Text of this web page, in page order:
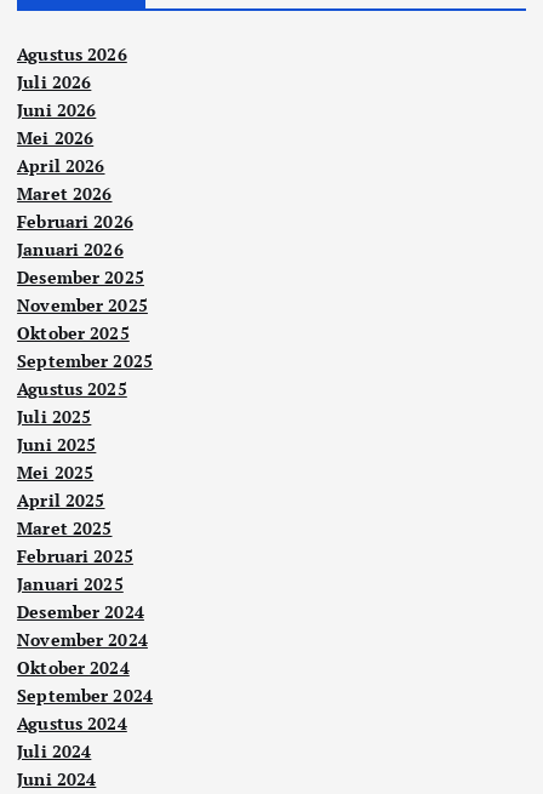
Agustus 2026
Juli 2026
Juni 2026
Mei 2026
April 2026
Maret 2026
Februari 2026
Januari 2026
Desember 2025
November 2025
Oktober 2025
September 2025
Agustus 2025
Juli 2025
Juni 2025
Mei 2025
April 2025
Maret 2025
Februari 2025
Januari 2025
Desember 2024
November 2024
Oktober 2024
September 2024
Agustus 2024
Juli 2024
Juni 2024